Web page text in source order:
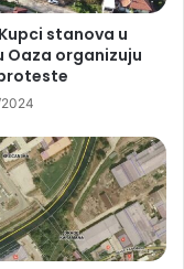
stanova u
Oaza organizuju